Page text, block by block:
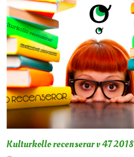
Kulturkollo recenserar v 47 2018